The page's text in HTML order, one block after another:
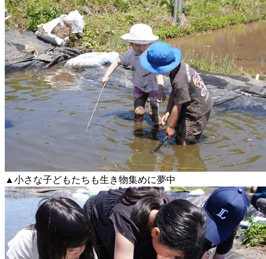
▲小さな子どもたちも生き物集めに夢中